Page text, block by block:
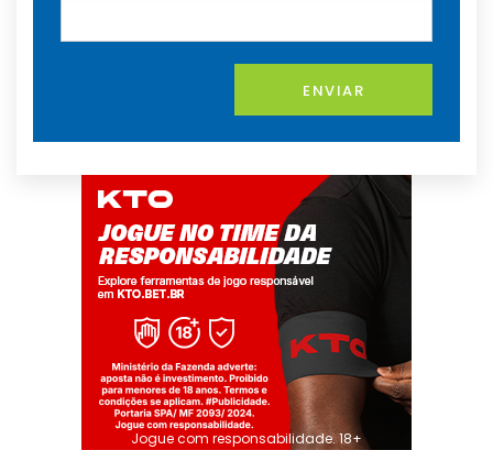
ENVIAR
Jogue com responsabilidade. 18+